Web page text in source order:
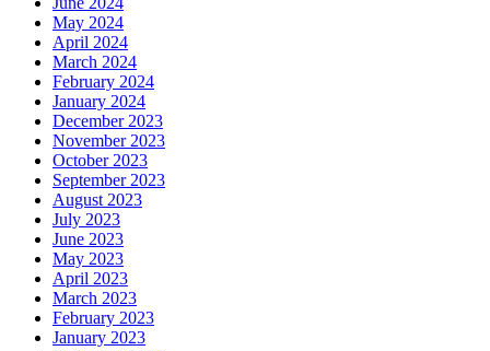
April 2020
March 2020
February 2020
January 2020
December 2019
November 2019
October 2019
September 2019
August 2019
July 2019
June 2019
May 2019
April 2019
March 2019
February 2019
January 2019
December 2018